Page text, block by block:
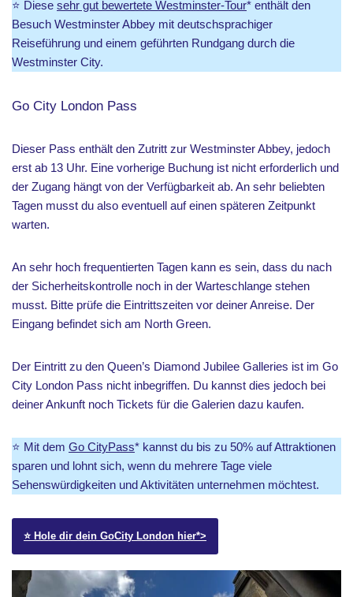
⭐️ Diese sehr gut bewertete Westminster-Tour* enthält den
Besuch Westminster Abbey mit deutschsprachiger
Reiseführung und einem geführten Rundgang durch die
Westminster City.
Go City London Pass
Dieser Pass enthält den Zutritt zur Westminster Abbey, jedoch
erst ab 13 Uhr. Eine vorherige Buchung ist nicht erforderlich und
der Zugang hängt von der Verfügbarkeit ab. An sehr beliebten
Tagen musst du also eventuell auf einen späteren Zeitpunkt
warten.
An sehr hoch frequentierten Tagen kann es sein, dass du nach
der Sicherheitskontrolle noch in der Warteschlange stehen
musst. Bitte prüfe die Eintrittszeiten vor deiner Anreise. Der
Eingang befindet sich am North Green.
Der Eintritt zu den Queen’s Diamond Jubilee Galleries ist im Go
City London Pass nicht inbegriffen. Du kannst dies jedoch bei
deiner Ankunft noch Tickets für die Galerien dazu kaufen.
⭐️ Mit dem Go CityPass* kannst du bis zu 50% auf Attraktionen
sparen und lohnt sich, wenn du mehrere Tage viele
Sehenswürdigkeiten und Aktivitäten unternehmen möchtest.
⭐️ Hole dir dein GoCity London hier*>